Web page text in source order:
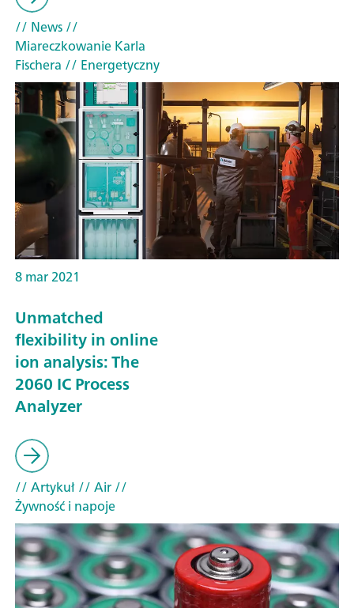
// News//
Miareczkowanie Karla
Fischera // Energetyczny
8 mar 2021
Unmatched
flexibility in online
ion analysis: The
2060 IC Process
Analyzer
// Artykuł// Air//
Żywność i napoje